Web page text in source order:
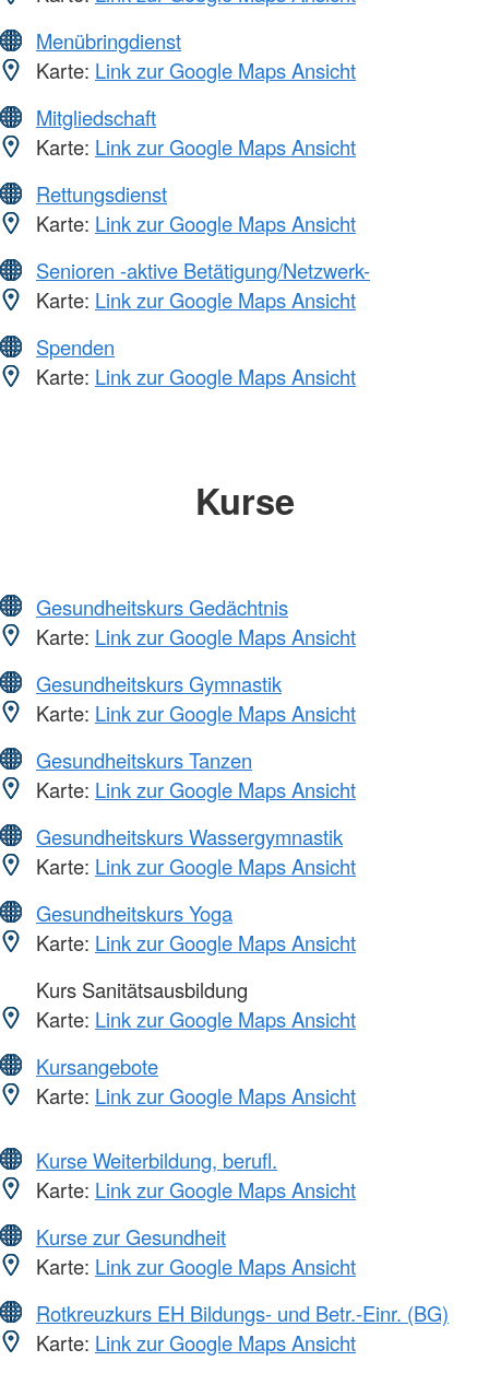
Menübringdienst
Karte: Link zur Google Maps Ansicht
Mitgliedschaft
Karte: Link zur Google Maps Ansicht
Rettungsdienst
Karte: Link zur Google Maps Ansicht
Senioren -aktive Betätigung/Netzwerk-
Karte: Link zur Google Maps Ansicht
Spenden
Karte: Link zur Google Maps Ansicht
Kurse
Gesundheitskurs Gedächtnis
Karte: Link zur Google Maps Ansicht
Gesundheitskurs Gymnastik
Karte: Link zur Google Maps Ansicht
Gesundheitskurs Tanzen
Karte: Link zur Google Maps Ansicht
Gesundheitskurs Wassergymnastik
Karte: Link zur Google Maps Ansicht
Gesundheitskurs Yoga
Karte: Link zur Google Maps Ansicht
Kurs Sanitätsausbildung
Karte: Link zur Google Maps Ansicht
Kursangebote
Karte: Link zur Google Maps Ansicht
Kurse Weiterbildung, berufl.
Karte: Link zur Google Maps Ansicht
Kurse zur Gesundheit
Karte: Link zur Google Maps Ansicht
Rotkreuzkurs EH Bildungs- und Betr.-Einr. (BG)
Karte: Link zur Google Maps Ansicht